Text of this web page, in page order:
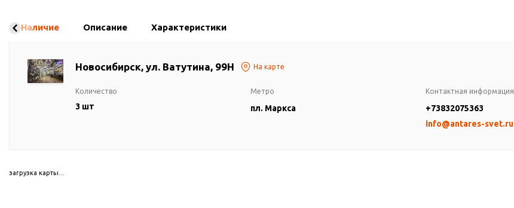
Наличие Описание Характеристики
Новосибирск, ул. Ватутина, 99Н На карте
Количество
3 шт
Метро
пл. Маркса
Контактная информация
+73832075363
info@antares-svet.ru
загрузка карты...